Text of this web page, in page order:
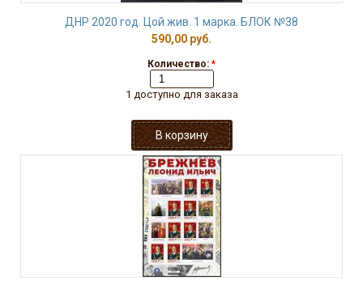
ДНР 2020 год. Цой жив. 1 марка. БЛОК №38
590,00 руб.
Количество: *
1 доступно для заказа